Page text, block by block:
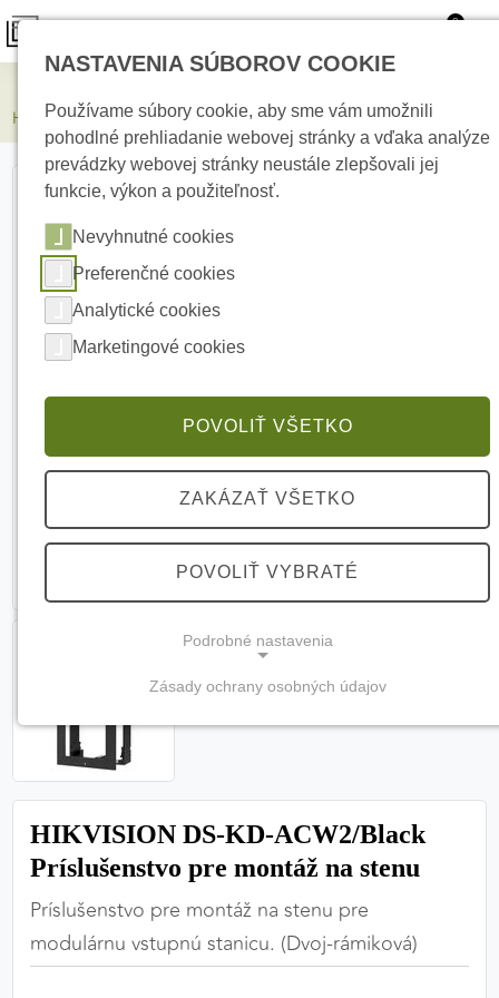
0
HIKVISION DS-KD-ACW2/Black Príslušenstvo pre montáž na stenu
HIKVISION DS-KD-ACW2/Black
Príslušenstvo pre montáž na stenu
Príslušenstvo pre montáž na stenu pre
modulárnu vstupnú stanicu. (Dvoj-rámiková)
NASTAVENIA SÚBOROV COOKIE
Používame súbory cookie, aby sme vám umožnili
pohodlné prehliadanie webovej stránky a vďaka analýze
prevádzky webovej stránky neustále zlepšovali jej
funkcie, výkon a použiteľnosť.
Nevyhnutné cookies
Preferenčné cookies
Analytické cookies
Marketingové cookies
POVOLIŤ VŠETKO
ZAKÁZAŤ VŠETKO
POVOLIŤ VYBRATÉ
Podrobné nastavenia
(vždy aktívne, nemožno vypnúť)
Tieto cookies sú potrebné na správne fungovanie
zabezpečiť jej plnú funkčnosť.
Zásady ochrany osobných údajov